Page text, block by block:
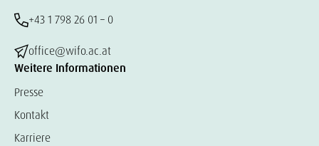
+43 1 798 26 01 – 0
office@wifo.ac.at
Weitere Informationen
Presse
Kontakt
Karriere